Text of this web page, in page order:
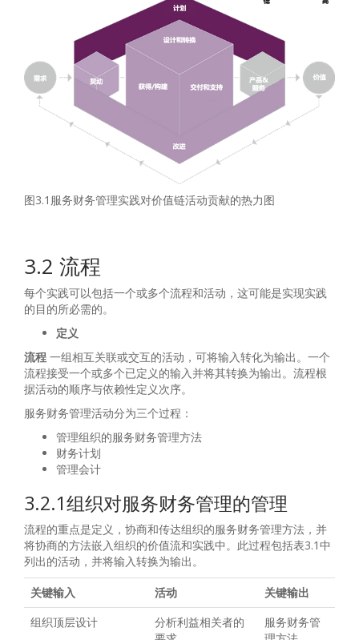
图3.1服务财务管理实践对价值链活动贡献的热力图
3.2 流程
每个实践可以包括一个或多个流程和活动，这可能是实现实践
的目的所必需的。
定义
流程 一组相互关联或交互的活动，可将输入转化为输出。一个
流程接受一个或多个已定义的输入并将其转换为输出。流程根
据活动的顺序与依赖性定义次序。
服务财务管理活动分为三个过程：
管理组织的服务财务管理方法
财务计划
管理会计
3.2.1组织对服务财务管理的管理
流程的重点是定义，协商和传达组织的服务财务管理方法，并
将协商的方法嵌入组织的价值流和实践中。此过程包括表3.1中
列出的活动，并将输入转换为输出。
关键输入 活动
关键输出
组织顶层设计
分析利益相关者的
服务财务管